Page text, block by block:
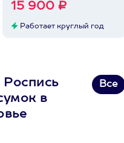
15 900 ₽
Работает круглый год
в
Все